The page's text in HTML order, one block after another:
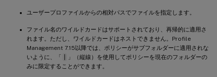
ユーザープロファイルからの相対パスでファイルを指定します。
ファイル名のワイルドカードはサポートされており、再帰的に適用さ
れます。ただし、ワイルドカードはネストできません。Profile
Management 7.15以降では、ポリシーがサブフォルダーに適用されな
いように、「
」（縦線）を使用してポリシーを現在のフォルダーの
みに限定することができます。